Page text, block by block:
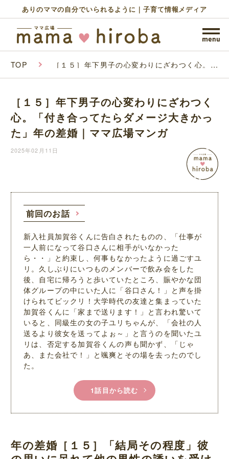
ありのママの自分でいられるように｜子育て情報メディア
TOP ［１５］年下男子の心変わりにざわつく心。
婚｜ママ広場マンガ
［１５］年下男子の心変わりにざわつく
心。「付き合ってたらダメージ大きかっ
た」年の差婚｜ママ広場マンガ
2025年02月11日
前回のお話
新入社員加賀谷くんに告白されたものの、「仕事が
一人前になって谷口さんに相手がいなかった
ら・・」と約束し、何事もなかったように過ごすユ
リ。久しぶりにいつものメンバーで飲み会をした
後、自宅に帰ろうと歩いていたところ、賑やかな団
体グループの中にいた人に「谷口さん！」と声を掛
けられてビックリ！大学時代の友達と集まっていた
加賀谷くんに「家まで送ります！」と言われ驚いて
いると、同級生の女の子ユリちゃんが、「会社の人
送るより彼女を送ってよぉ～」と言うのを聞いたユ
リは、否定する加賀谷くんの声も聞かず、「じゃ
あ、また会社で！」と颯爽とその場を去ったのでし
た。
1話目から読む
年の差婚［１５］「結局その程度」彼